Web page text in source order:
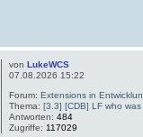
vonLukeWCS
07.08.2026 15:22
Forum:Extensions in
Thema:[3.3] [CDB] LF who
Antworten:484
Zugriffe: 117029